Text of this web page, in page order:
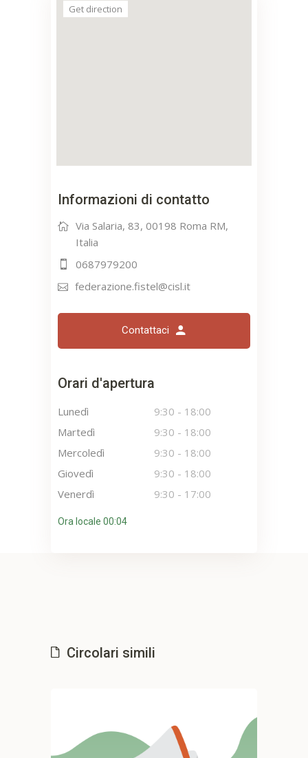
Get direction
Informazioni di contatto
Via Salaria, 83, 00198 Roma RM,
Italia
0687979200
federazione.fistel@cisl.it
Contattaci
Orari d'apertura
Lunedì 9:30 - 18:00
Martedì
9:30 - 18:00
Mercoledì
9:30 - 18:00
Giovedì
9:30 - 18:00
Venerdì
9:30 - 17:00
Ora locale 00:04
Circolari simili